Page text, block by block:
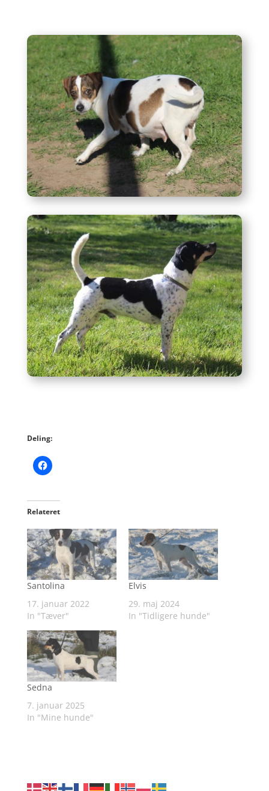
Deling:
Relateret
Santolina
17. januar 2022
In "Tæver"
Elvis
29. maj 2024
In "Tidligere hunde"
Sedna
7. januar 2025
In "Mine hunde"